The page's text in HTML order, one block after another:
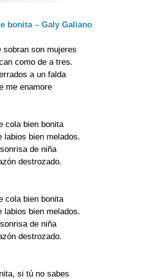
bonita – Galy Galiano
sobran son mujeres
como de a tres.
a un falda
me enamore
cola bien bonita
labios bien melados.
de niña
destrozado.
cola bien bonita
labios bien melados.
de niña
destrozado.
si tú no sabes